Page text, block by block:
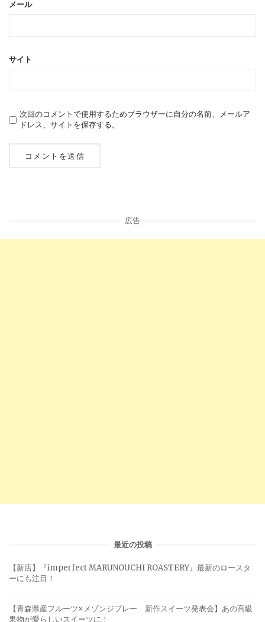
メール
サイト
次回のコメントで使用するためブラウザーに自分の名前、メールア
ドレス、サイトを保存する。
広告
最近の投稿
【新店】『imperfect MARUNOUCHI ROASTERY』最新のロースタ
ーにも注目！
【青森県産フルーツ×メゾンジブレー 新作スイーツ発表会】あの高級
果物が愛らしいスイーツに！